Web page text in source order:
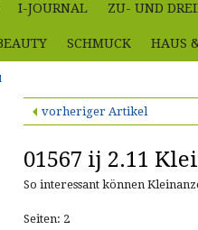
I-JOURNAL ZU- UND
SCHMUCK HAUS
vorheriger Artikel
01567 ij 2.11
So interessant können
Seiten: 2